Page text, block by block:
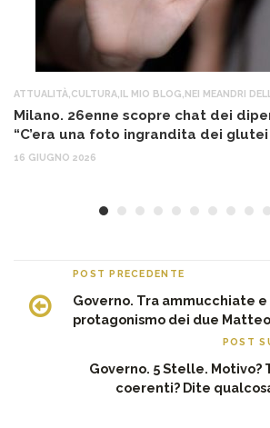
ATTUALITÀ CULTURA IL MIO BLOG NEI MEANDRI
Milano. 26enne scopre chat dei
“C’era una foto ingrandita dei glutei
16 GIUGNO 2026
POST PRECEDENTE
Governo. Tra ammucchiate e
protagonismo dei due Matteo
POST
Governo. 5 Stelle. Motivo?
coerenti? Dite